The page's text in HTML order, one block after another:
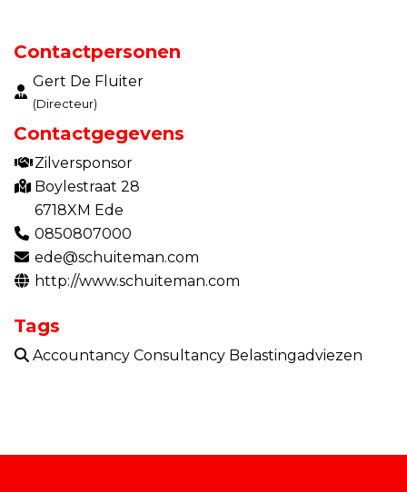
Contactpersonen
Gert De Fluiter
(Directeur)
Contactgegevens
Zilversponsor
Boylestraat 28
6718XM Ede
0850807000
ede@schuiteman.com
http://www.schuiteman.com
Tags
Accountancy Consultancy Belastingadviezen